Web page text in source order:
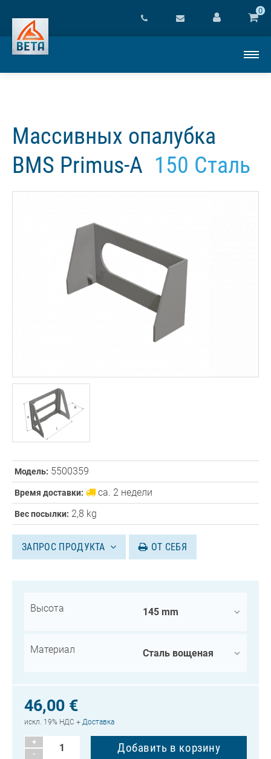
0
Массивных опалубка
BMS Primus-A 150 Сталь
Модель: 5500359
Время доставки: ca. 2 недели
Вес посылки: 2,8 kg
ЗАПРОС ПРОДУКТА ОТ СЕБЯ
Высота
Материал
46,00 €
искл. 19% НДС + Доставка
+
-